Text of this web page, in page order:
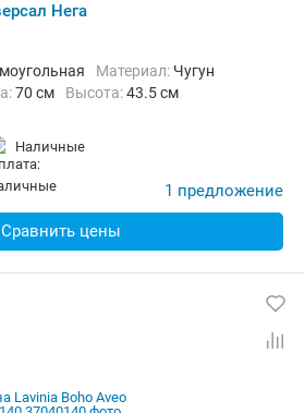
Нега
Материал: Чугун
70 см Высота:43.5 см
наличные
1 предложение
Сравнить цены